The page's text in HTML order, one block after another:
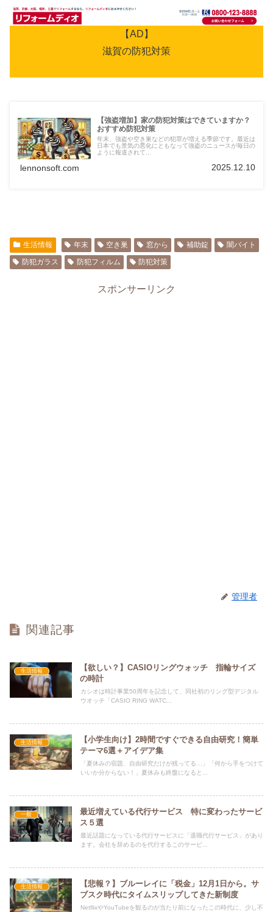
【AD】
滋賀の防犯対策
【強盗増加】家の防犯対策はできていますか？
おすすめ防犯対策
年末、強盗や空き巣などの犯罪が増える季節です。最近は
日本でも景気の悪化にともなって強盗のニュースが毎日の
ように報道されて...
lennonsoft.com 2025.12.10
生活情報 年末 空き巣 窓から 補助錠
闇バイト
防犯ガラス
防犯フィルム 防犯対策
スポンサーリンク
管理者
関連記事
生活情報
【欲しい？】CASIOリングウォッチ 指輪サイズ
の時計
カシオは時計事業50周年を記念して、同社初のリング型デジタル
ウオッチ「CASIO RING WATC...
生活情報
【小学生向け】2時間ですぐできる自由研究！簡単
テーマ6選＋アイデア集
「夏休みの宿題、自由研究だけが残ってる…」「何から手をつけて
いいか分からない！」夏休みも終盤になると...
一般
最近増えている代行サービス 特に変わったサービ
ス５選
最近話題になっている代行サービスに「退職代行サービス」があり
ます。会社を辞めるのを代行するこのサービ...
生活情報
【悲報？】ブルーレイに「税金」12月1日から。サ
ブスク時代にタイムスリップしてきた新制度
NetflixやYouTubeを観るのが当たり前になったこの時代に、少し不